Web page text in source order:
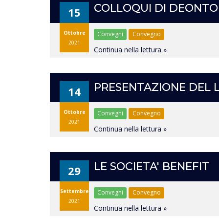
15
Ottobre
2021
COLLOQUI DI
Convegni Convegno
Continua nella lettura »
14
Ottobre
2021
PRESENTAZIONE DEL
Convegni Convegno
Continua nella lettura »
29
Settembre
2021
LE SOCIETA' BENEFIT
Convegni Convegno
Continua nella lettura »